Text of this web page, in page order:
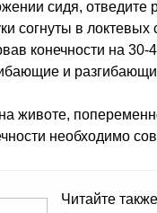
сидя, отведите
согнуты в
конечности на
и
животе,
необходимо
Читайте